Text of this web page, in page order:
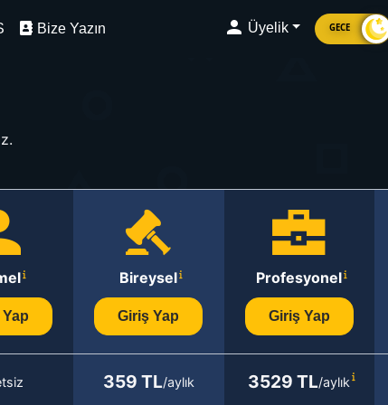
Bize Yazın Üyelik GECE
Bireysel
Giriş Yap
Profesyonel
Giriş Yap
359 TL/aylık 3529 TL/aylık